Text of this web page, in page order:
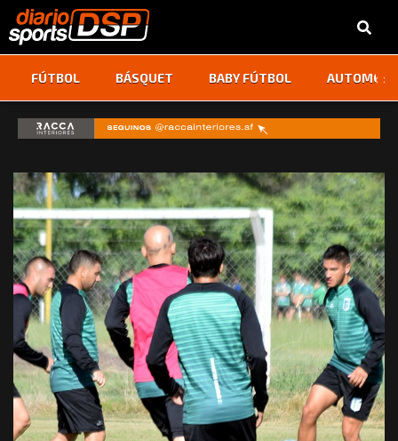
FÚTBOL BÁSQUET BABY FÚTBOL ‹ ›